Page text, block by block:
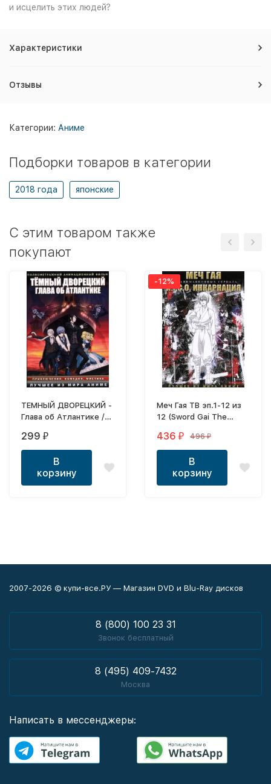
и исцелить этих людей?
Характеристики
Отзывы
Категории: Аниме
Подборки товаров в категории
2018 года японские
C этим товаром также
покупают
ТЕМНЫЙ ДВОРЕЦКИЙ -
Глава об Атлантике /
of the Atlantic 2017
299 ₽
В
корзину
-12%
Меч Гая ТВ эп.1-12 из
12 (Sword Gai The
A.I.C.O. Инкарнация ТВ
эп.1-12 из 12 (A.I.C.O.:
Incarnation 2018)
436 ₽ 496₽
В
корзину
2007-2026 © купи-все.РУ — Магазин DVD и Blu-Ray дисков
8 (800) 100 23 31
Звонок бесплатный
8 (495) 409-7432
Москва
Написать в мессенджеры: